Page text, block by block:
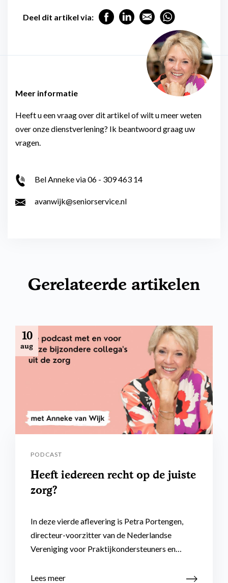
Deel dit artikel via:
Meer informatie
Heeft u een vraag over dit artikel of wilt u meer weten
over onze dienstverlening? Ik beantwoord graag uw
vragen.
Bel Anneke via 06 - 309 463 14
avanwijk@seniorservice.nl
Gerelateerde artikelen
10
aug
PODCAST
Heeft iedereen recht op de juiste
zorg?
In deze vierde aflevering is Petra Portengen,
directeur-voorzitter van de Nederlandse
Vereniging voor Praktijkondersteuners en…
Lees meer